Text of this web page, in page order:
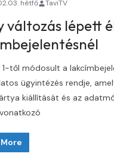
hétfő TaviTV
változás lépett
1-től módosult a
ügyintézés rendje,
kiállítását és az